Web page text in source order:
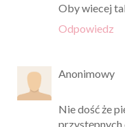
Oby wiecej
Odpowiedz
Anonimowy
Nie dość że
przystępnych